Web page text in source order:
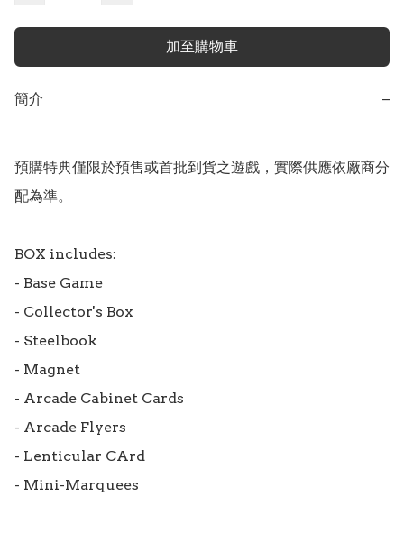
加至購物車
簡介 −
預購特典僅限於預售或首批到貨之遊戲，實際供應依廠商分
配為準。
BOX includes:
- Base Game
- Collector's Box
- Steelbook
- Magnet
- Arcade Cabinet Cards
- Arcade Flyers
- Lenticular CArd
- Mini-Marquees